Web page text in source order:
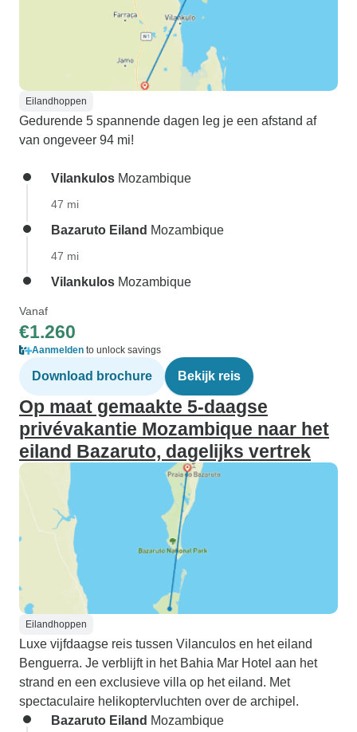
Eilandhoppen
Gedurende 5 spannende dagen leg je een afstand af
van ongeveer 94 mi!
Vilankulos Mozambique
47 mi
Bazaruto Eiland Mozambique
47 mi
Vilankulos Mozambique
Vanaf
€1.260
Aanmelden to unlock savings
Download brochure Bekijk reis
Op maat gemaakte 5-daagse
privévakantie Mozambique naar het
eiland Bazaruto, dagelijks vertrek
Eilandhoppen
Luxe vijfdaagse reis tussen Vilanculos en het eiland
Benguerra. Je verblijft in het Bahia Mar Hotel aan het
strand en een exclusieve villa op het eiland. Met
spectaculaire helikoptervluchten over de archipel.
Bazaruto Eiland Mozambique